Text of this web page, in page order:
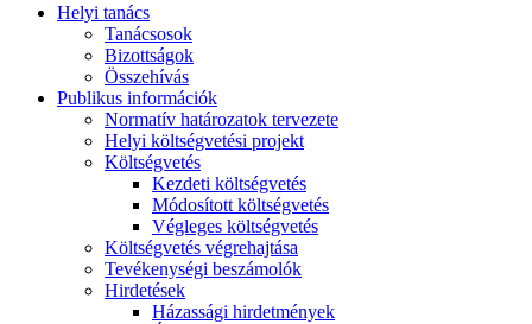
Helyi tanács
Tanácsosok
Bizottságok
Összehívás
Publikus információk
Normatív határozatok tervezete
Helyi költségvetési projekt
Költségvetés
Kezdeti költségvetés
Módosított költségvetés
Végleges költségvetés
Költségvetés végrehajtása
Tevékenységi beszámolók
Hirdetések
Házassági hirdetmények